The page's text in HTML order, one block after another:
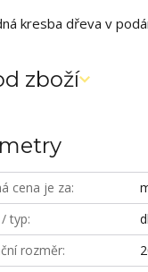
kresba dřeva v
zboží
cena je za
typ
rozměr